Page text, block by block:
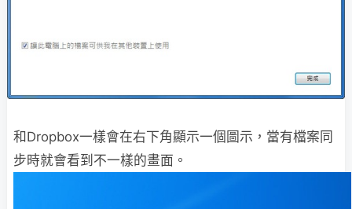
和Dropbox一樣會在右下角顯示一個圖示，當有檔案同
步時就會看到不一樣的畫面。